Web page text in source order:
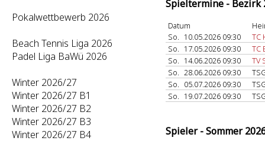
Pokalwettbewerb 2026
Beach Tennis Liga 2026
Padel Liga BaWü 2026
Winter 2026/27
Winter 2026/27 B1
Winter 2026/27 B2
Winter 2026/27 B3
Winter 2026/27 B4
Spieltermine - Bezirk
Datum
So. 10.05.2026 09:30
TC
So. 17.05.2026 09:30
TC
So. 14.06.2026 09:30
TV
So. 28.06.2026 09:30
So. 05.07.2026 09:30
So. 19.07.2026 09:30
Spieler - Sommer